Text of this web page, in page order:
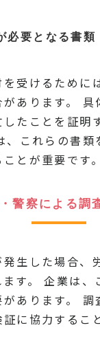
必要となる書類
受けるために
あります。 具
たことを証明
、これらの書類
とが重要です。
警察による調
生した場合、
す。 企業は、
あります。 調
に協力するこ